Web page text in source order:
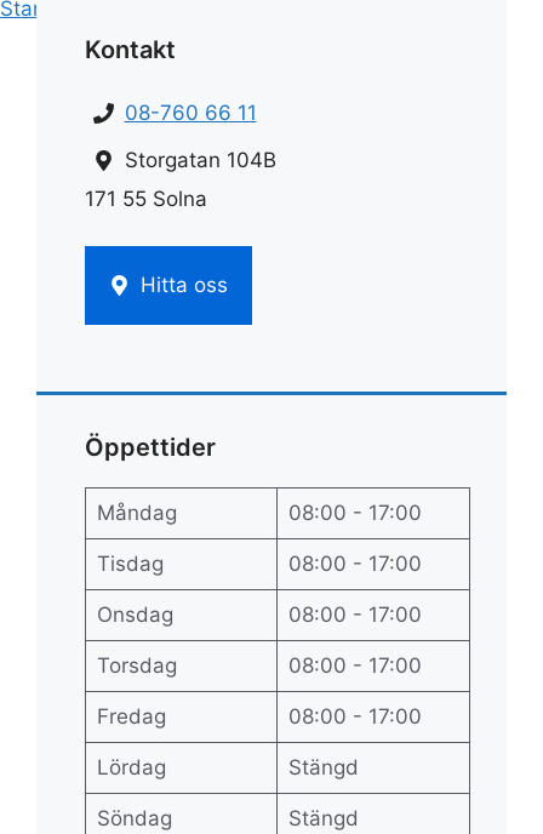
Start
Kontakt
08-760 66 11
Storgatan 104B
171 55 Solna
Hitta oss
Öppettider
Måndag 08:00 - 17:00
Tisdag 08:00 - 17:00
Onsdag 08:00 - 17:00
Torsdag 08:00 - 17:00
Fredag 08:00 - 17:00
Lördag Stängd
Söndag Stängd